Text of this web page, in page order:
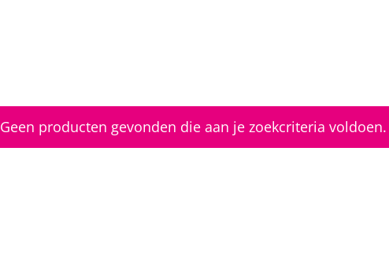
Geen producten gevonden die aan je zoekcriteria voldoen.